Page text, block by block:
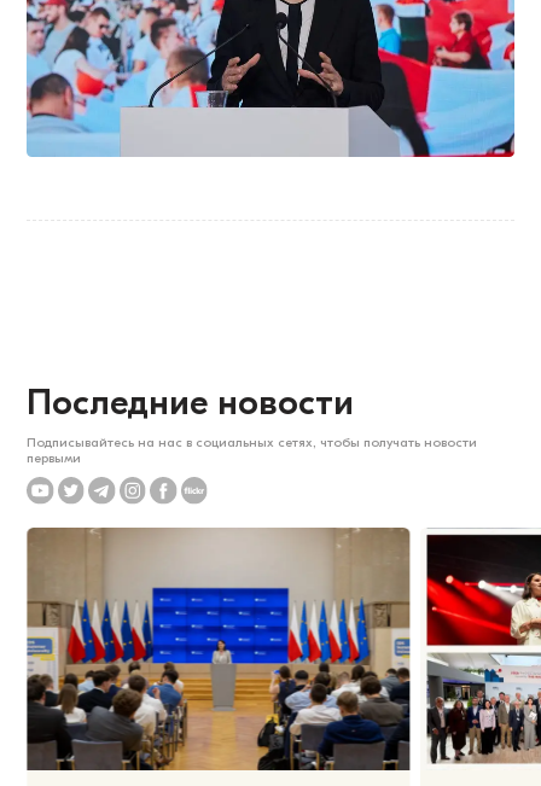
Последние новости
Подписывайтесь на нас в социальных сетях, чтобы получать новости
первыми